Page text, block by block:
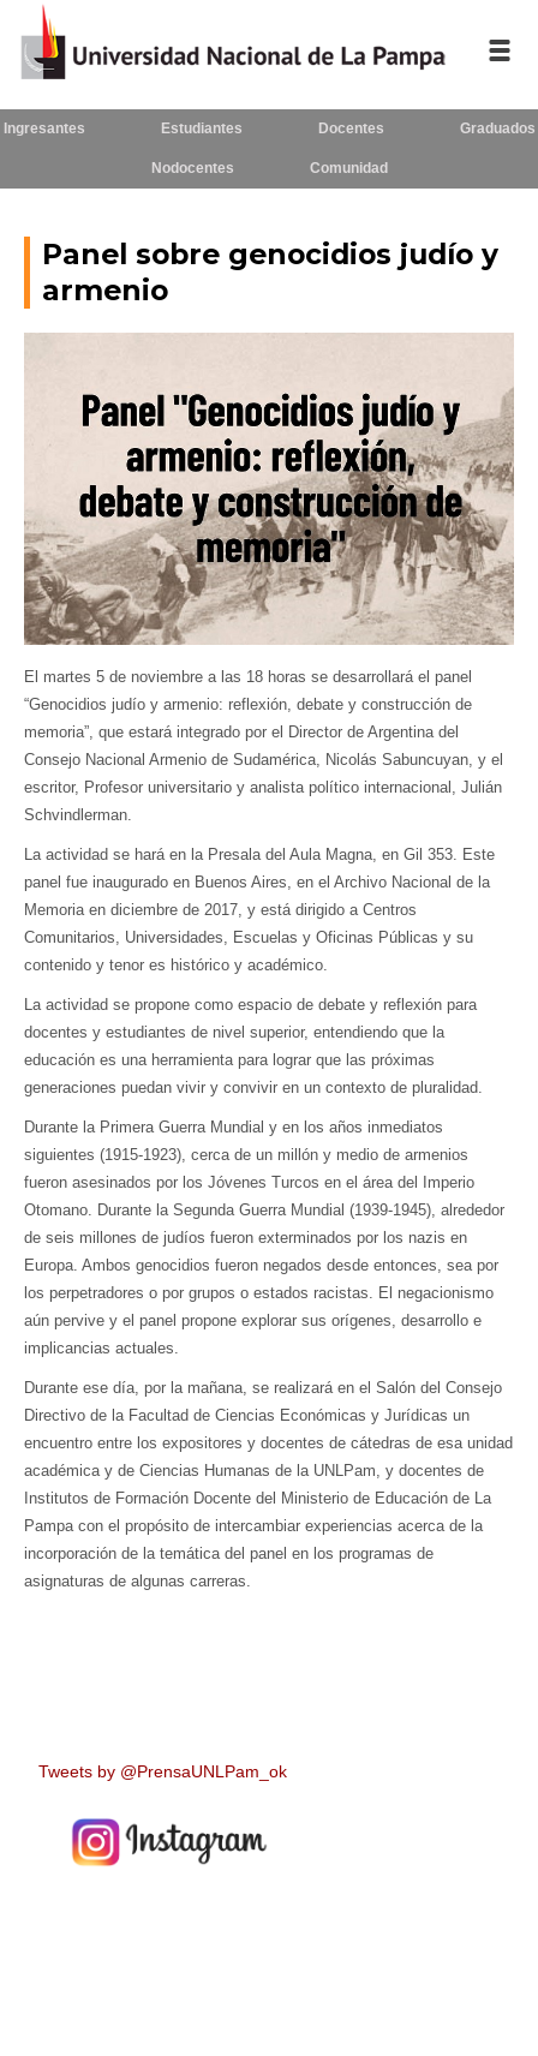
La UNLPam
Consejo Superior
Rectorado / Secretarías
Contacto
Seguínosen:
Ingresantes Estudiantes Docentes Graduados
Nodocentes Comunidad
Panel sobre genocidios judío y
armenio
El martes 5 de noviembre a las 18 horas se desarrollará el panel
“Genocidios judío y armenio: reflexión, debate y construcción de
memoria”, que estará integrado por el Director de Argentina del
Consejo Nacional Armenio de Sudamérica, Nicolás Sabuncuyan, y el
escritor, Profesor universitario y analista político internacional, Julián
Schvindlerman.
La actividad se hará en la Presala del Aula Magna, en Gil 353. Este
panel fue inaugurado en Buenos Aires, en el Archivo Nacional de la
Memoria en diciembre de 2017, y está dirigido a Centros
Comunitarios, Universidades, Escuelas y Oficinas Públicas y su
contenido y tenor es histórico y académico.
La actividad se propone como espacio de debate y reflexión para
docentes y estudiantes de nivel superior, entendiendo que la
educación es una herramienta para lograr que las próximas
generaciones puedan vivir y convivir en un contexto de pluralidad.
Durante la Primera Guerra Mundial y en los años inmediatos
siguientes (1915-1923), cerca de un millón y medio de armenios
fueron asesinados por los Jóvenes Turcos en el área del Imperio
Otomano. Durante la Segunda Guerra Mundial (1939-1945), alrededor
de seis millones de judíos fueron exterminados por los nazis en
Europa. Ambos genocidios fueron negados desde entonces, sea por
los perpetradores o por grupos o estados racistas. El negacionismo
aún pervive y el panel propone explorar sus orígenes, desarrollo e
implicancias actuales.
Durante ese día, por la mañana, se realizará en el Salón del Consejo
Directivo de la Facultad de Ciencias Económicas y Jurídicas un
encuentro entre los expositores y docentes de cátedras de esa unidad
académica y de Ciencias Humanas de la UNLPam, y docentes de
Institutos de Formación Docente del Ministerio de Educación de La
Pampa con el propósito de intercambiar experiencias acerca de la
incorporación de la temática del panel en los programas de
asignaturas de algunas carreras.
Tweets by @PrensaUNLPam_ok